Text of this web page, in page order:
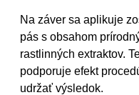
Na záver sa aplikuje
pás s obsahom
rastlinných extraktov.
podporuje efekt
udržať výsledok.